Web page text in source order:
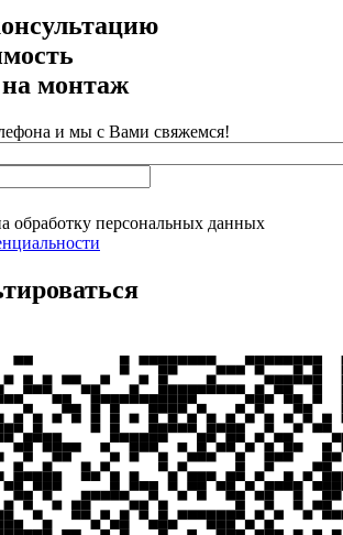
на монтаж
и мы с Вами свяжемся!
обработку персональных данных